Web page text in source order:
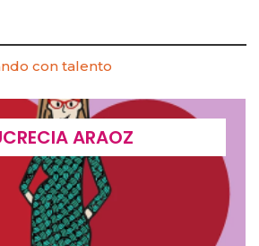
con talento
ARAOZ